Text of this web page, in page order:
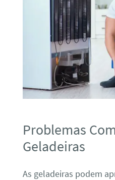
Problemas
Geladeiras
As geladeiras podem